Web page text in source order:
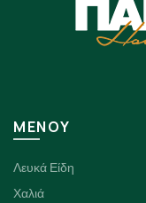
ΜΕΝΟΥ
Λευκά Είδη
Χαλιά